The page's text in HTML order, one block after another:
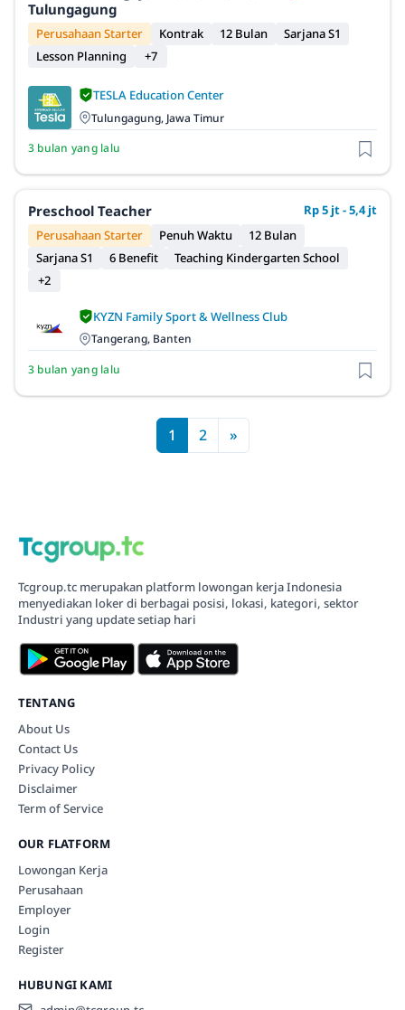
Tulungagung
Perusahaan Starter Kontrak 12 Bulan
Sarjana S1
Lesson Planning
+7
TESLA Education Center
Tulungagung, Jawa Timur
3 bulan yang lalu
Preschool Teacher
Rp 5 jt - 5,4 jt
Perusahaan Starter
Penuh Waktu
12 Bulan
Sarjana S1
6 Benefit
Teaching Kindergarten School
+2
KYZN Family Sport & Wellness Club
Tangerang, Banten
3 bulan yang lalu
1 2 »
Tcgroup.tc merupakan platform lowongan kerja Indonesia
menyediakan loker di berbagai posisi, lokasi, kategori, sektor
Industri yang update setiap hari
TENTANG
About Us
Contact Us
Privacy Policy
Disclaimer
Term of Service
OUR FLATFORM
Lowongan Kerja
Perusahaan
Employer
Login
Register
HUBUNGI KAMI